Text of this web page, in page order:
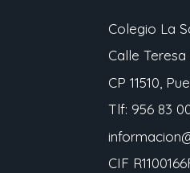
Colegio La
Calle
CP 11510,
Tlf: 956 83
CIF